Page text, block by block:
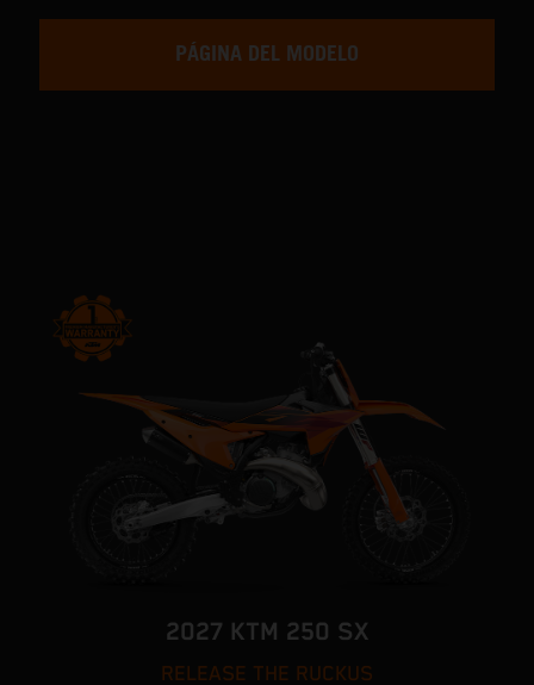
PÁGINA DEL MODELO
2027 KTM 250 SX
RELEASE THE RUCKUS